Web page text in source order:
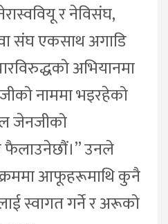
र नेविसंघ,
संघ एकसाथ अगाडि
अभियानमा
नाममा भइरहेको
जेनजीको
उनले
क्रममा आफूहरूमाथि कुनै
स्वागत गर्ने र अरूको